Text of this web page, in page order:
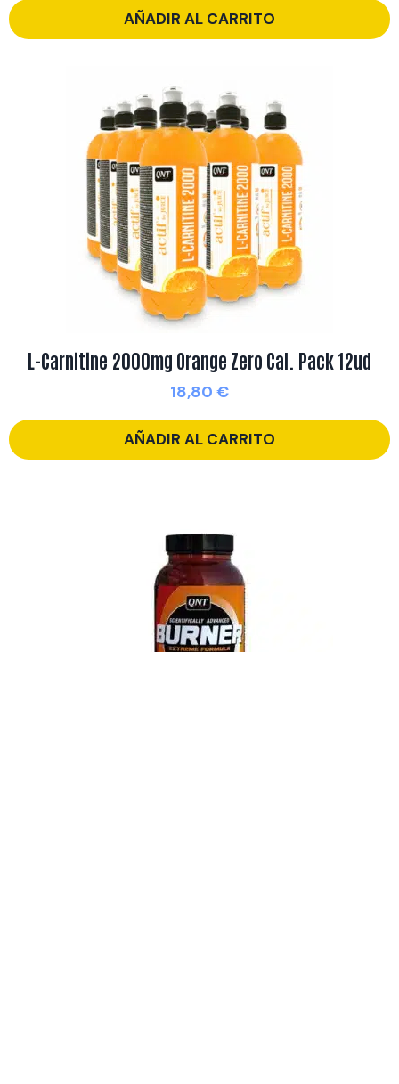
AÑADIR AL CARRITO
L-Carnitine 2000mg Orange Zero Cal. Pack 12ud
18,80 €
AÑADIR AL CARRITO